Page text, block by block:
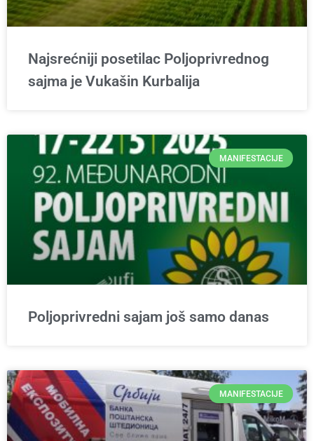
Najsrećniji posetilac Poljoprivrednog
sajma je Vukašin Kurbalija
MANIFESTACIJE
Poljoprivredni sajam još samo danas
MANIFESTACIJE